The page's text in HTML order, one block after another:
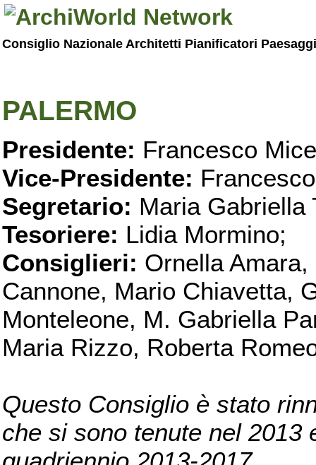
Consiglio Nazionale Architetti Pianificatori
PALERMO
Presidente: Francesco
Vice-Presidente:
Segretario: Maria Gabriella
Tesoriere: Lidia Mormino;
Consiglieri: Ornella
Cannone, Mario Chiavetta,
Monteleone, M. Gabriella
Maria Rizzo, Roberta
Questo Consiglio è stato
che si sono tenute nel 2013